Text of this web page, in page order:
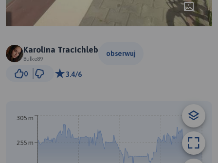
Karolina Tracichleb
Bulke89
obserwuj
0 3.4/6
B
255 m
305 m